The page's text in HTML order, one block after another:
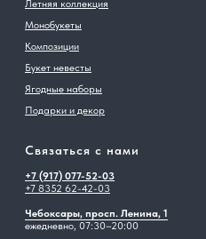
Летняя коллекция
Монобукеты
Композиции
Букет невесты
Ягодные наборы
Подарки и декор
Связаться с нами
+7 (917) 077-52-03
+7 8352 62-42-03
Чебоксары, просп. Ленина, 1
ежедневно, 07:30–20:00